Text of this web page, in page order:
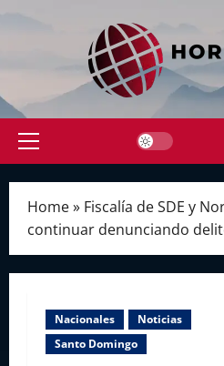
Primary
Home» Fiscalía de SDE y
continuar denunciando
Nacionales
Noticias
Santo Domingo